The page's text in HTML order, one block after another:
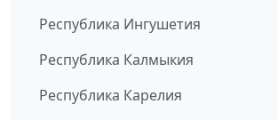
Республика Ингушетия
Республика Калмыкия
Республика Карелия